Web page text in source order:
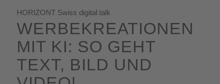
HORIZONT Swiss digital talk
WERBEKREATIONEN
MIT KI: SO GEHT
TEXT, BILD UND